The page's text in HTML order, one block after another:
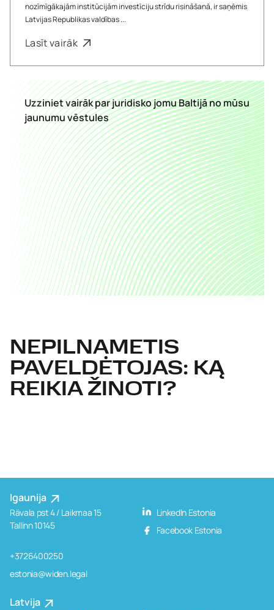
nozīmīgākajām institūcijām investīciju strīdu risināšanā, ir saņēmis
Latvijas Republikas valdības ...
Lasīt vairāk
Uzziniet vairāk par juridisko jomu Baltijā no mūsu
jaunumu vēstules
NEPILNAMETIS
PAVELDĖTOJAS: KĄ
REIKIA ŽINOTI?
Igaunija
Rävala pst 4 / Laikmaa 15
Tallinn 10145
+3726400250
estonia@widen.legal
LinkedIn Estonia
Facebook Estonia
Latvija